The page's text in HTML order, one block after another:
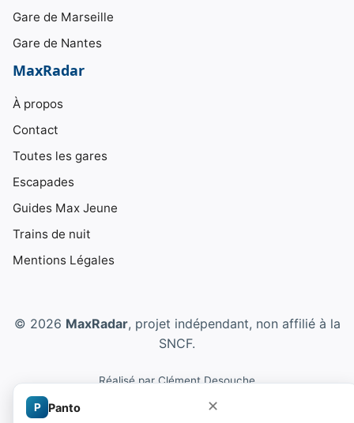
Gare de Marseille
Gare de Nantes
MaxRadar
À propos
Contact
Toutes les gares
Escapades
Guides Max Jeune
Trains de nuit
Mentions Légales
© 2026 MaxRadar, projet indépendant, non affilié à la
SNCF.
Réalisé parClément Desouche
P Panto ✕